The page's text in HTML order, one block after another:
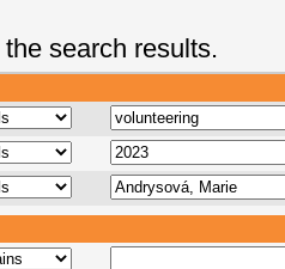
search results.